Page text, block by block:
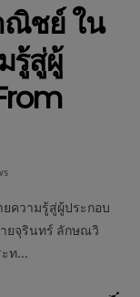
ณิชย์ ใน
รู้สู่ผู้
ความรู้สู่ผู้ประกอบ
ยจุรินทร์ ลักษณวิ
ท...